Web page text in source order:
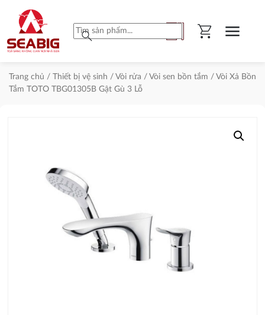
search shopping_cart menu
Trang chủ / Thiết bị vệ sinh / Vòi rửa / Vòi sen bồn tắm / Vòi Xả Bồn
Tắm TOTO TBG01305B Gật Gù 3 Lỗ